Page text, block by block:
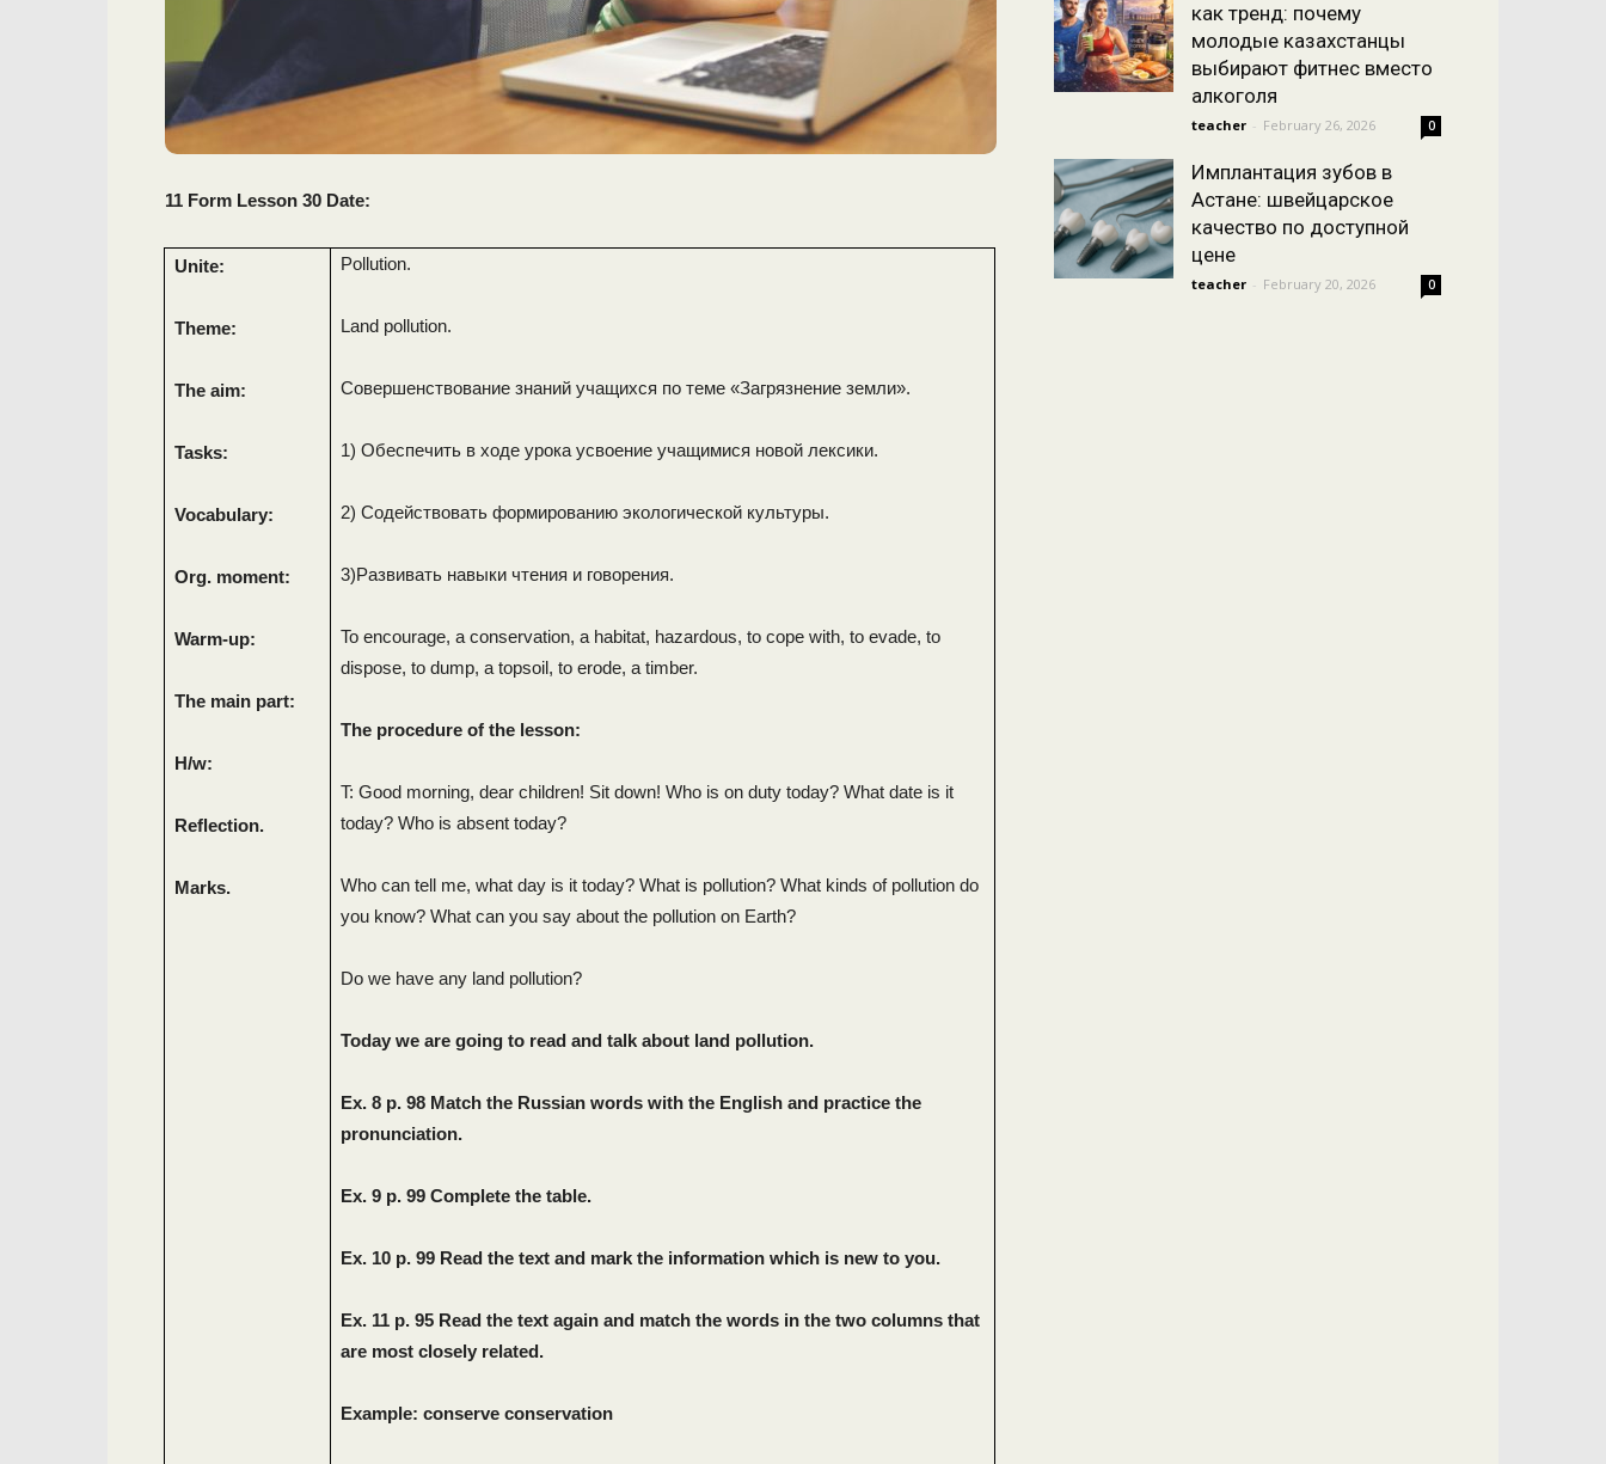
11 Form Lesson 30 Date:
Unite:
Theme:
The aim:
Tasks:
Vocabulary:
Org. moment:
Warm-up:
The main part:
H/w:
Reflection.
Marks.
Pollution.
Land pollution.
Совершенствование знаний учащихся по теме «Загрязнение земли».
1) Обеспечить в ходе урока усвоение учащимися новой лексики.
2) Содействовать формированию экологической культуры.
3)Развивать навыки чтения и говорения.
To encourage, a conservation, a habitat, hazardous, to cope with, to evade, to
dispose, to dump, a topsoil, to erode, a timber.
The procedure of the lesson:
T: Good morning, dear children! Sit down! Who is on duty today? What date is it
today? Who is absent today?
Who can tell me, what day is it today? What is pollution? What kinds of pollution do
you know? What can you say about the pollution on Earth?
Do we have any land pollution?
Today we are going to read and talk about land pollution.
Ex. 8 p. 98 Match the Russian words with the English and practice the
pronunciation.
Ex. 9 p. 99 Complete the table.
Ex. 10 p. 99 Read the text and mark the information which is new to you.
Ex. 11 p. 95 Read the text again and match the words in the two columns that
are most closely related.
Example: conserve conservation
как тренд: почему
молодые казахстанцы
выбирают фитнес вместо
алкоголя
teacher - February 26, 2026 0
Имплантация зубов в
Астане: швейцарское
качество по доступной
цене
teacher - February 20, 2026 0